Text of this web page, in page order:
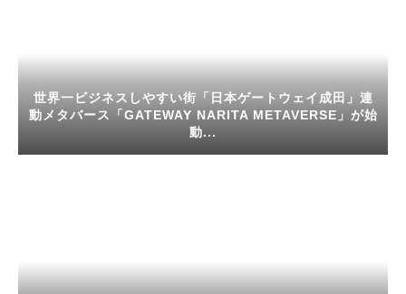
世界一ビジネスしやすい街「日本ゲートウェイ成田」連
動メタバース「GATEWAY NARITA METAVERSE」が始
動...